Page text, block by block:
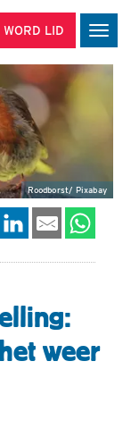
WORD LID
Roodborst/ Pixabay
weer